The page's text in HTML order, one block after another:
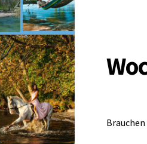
Brauchen